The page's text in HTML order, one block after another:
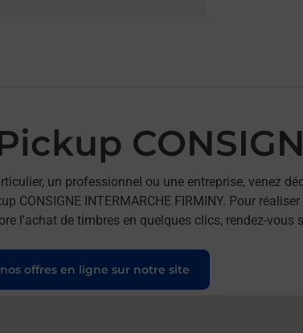
un professionnel ou une entreprise, venez
CONSIGNE INTERMARCHE FIRMINY. Pour
l'achat de timbres en quelques clics, rendez-vous
offres en ligne sur notre site